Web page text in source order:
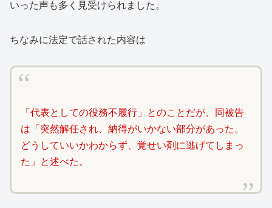
いった声も多く見受けられました。
ちなみに法定で話された内容は
「代表としての役務不履行」とのことだが、同被告
は「突然解任され、納得がいかない部分があった。
どうしていいかわからず、覚せい剤に逃げてしまっ
た」と述べた。